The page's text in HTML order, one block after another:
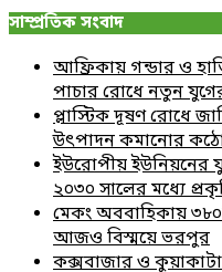
সাম্প্রতিক সংবাদ
আফ্রিকায় গন্ডার ও
পাচার রোধে নতুন
প্লাস্টিক দূষণ রোধে
উৎপাদন কমানোর
ইউরোপীয় ইউনিয়নের
২০৩০ সালের মধ্যে
মেকং অববাহিকায়
আজও বিস্ময়ে ভরপুর
কক্সবাজার ও